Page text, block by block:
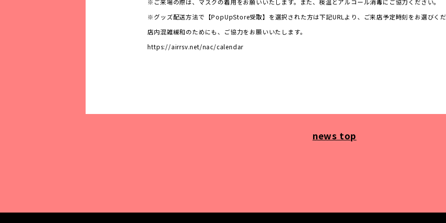
※グッズ配送方法で【PopUpStore受取】を選択された方は下記URLより、ご来店予定時刻をお選びく
店内混雑緩和のためにも、ご協力をお願いいたします。
https://airrsv.net/nac/calendar
news top